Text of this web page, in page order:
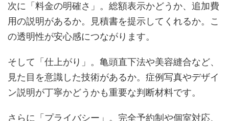
次に「料金の明確さ」。総額表示かどうか、追加費
用の説明があるか。見積書を提示してくれるか。こ
の透明性が安心感につながります。
そして「仕上がり」。亀頭直下法や美容縫合など、
見た目を意識した技術があるか。症例写真やデザイ
ン説明が丁寧かどうかも重要な判断材料です。
さらに「プライバシー」。完全予約制や個室対応、